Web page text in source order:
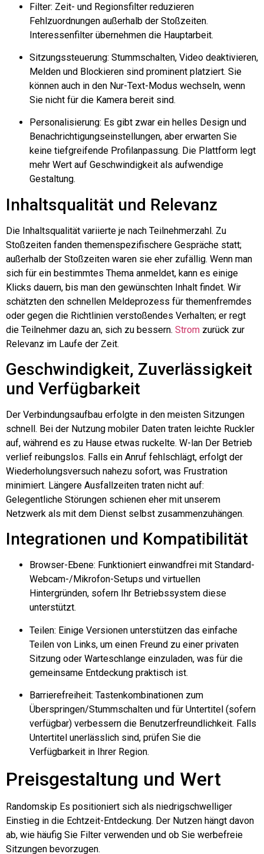
Filter: Zeit- und Regionsfilter reduzieren
Fehlzuordnungen außerhalb der Stoßzeiten.
Interessenfilter übernehmen die Hauptarbeit.
Sitzungssteuerung: Stummschalten, Video deaktivieren,
Melden und Blockieren sind prominent platziert. Sie
können auch in den Nur-Text-Modus wechseln, wenn
Sie nicht für die Kamera bereit sind.
Personalisierung: Es gibt zwar ein helles Design und
Benachrichtigungseinstellungen, aber erwarten Sie
keine tiefgreifende Profilanpassung. Die Plattform legt
mehr Wert auf Geschwindigkeit als aufwendige
Gestaltung.
Inhaltsqualität und Relevanz
Die Inhaltsqualität variierte je nach Teilnehmerzahl. Zu
Stoßzeiten fanden themenspezifischere Gespräche statt;
außerhalb der Stoßzeiten waren sie eher zufällig. Wenn man
sich für ein bestimmtes Thema anmeldet, kann es einige
Klicks dauern, bis man den gewünschten Inhalt findet. Wir
schätzten den schnellen Meldeprozess für themenfremdes
oder gegen die Richtlinien verstoßendes Verhalten; er regt
die Teilnehmer dazu an, sich zu bessern. Strom zurück zur
Relevanz im Laufe der Zeit.
Geschwindigkeit, Zuverlässigkeit
und Verfügbarkeit
Der Verbindungsaufbau erfolgte in den meisten Sitzungen
schnell. Bei der Nutzung mobiler Daten traten leichte Ruckler
auf, während es zu Hause etwas ruckelte. W-lan Der Betrieb
verlief reibungslos. Falls ein Anruf fehlschlägt, erfolgt der
Wiederholungsversuch nahezu sofort, was Frustration
minimiert. Längere Ausfallzeiten traten nicht auf:
Gelegentliche Störungen schienen eher mit unserem
Netzwerk als mit dem Dienst selbst zusammenzuhängen.
Integrationen und Kompatibilität
Browser-Ebene: Funktioniert einwandfrei mit Standard-
Webcam-/Mikrofon-Setups und virtuellen
Hintergründen, sofern Ihr Betriebssystem diese
unterstützt.
Teilen: Einige Versionen unterstützen das einfache
Teilen von Links, um einen Freund zu einer privaten
Sitzung oder Warteschlange einzuladen, was für die
gemeinsame Entdeckung praktisch ist.
Barrierefreiheit: Tastenkombinationen zum
Überspringen/Stummschalten und für Untertitel (sofern
verfügbar) verbessern die Benutzerfreundlichkeit. Falls
Untertitel unerlässlich sind, prüfen Sie die
Verfügbarkeit in Ihrer Region.
Preisgestaltung und Wert
Randomskip Es positioniert sich als niedrigschwelliger
Einstieg in die Echtzeit-Entdeckung. Der Nutzen hängt davon
ab, wie häufig Sie Filter verwenden und ob Sie werbefreie
Sitzungen bevorzugen.